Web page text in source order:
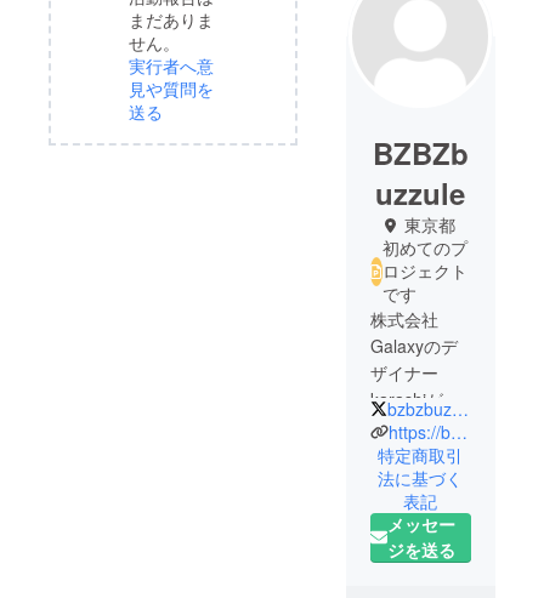
まだありま
せん。
実行者へ意
見や質問を
送る
BZBZb
uzzule
東京都
初めてのプ
ロジェクト
です
株式会社
Galaxyのデ
ザイナー
karashiが生
み出したヘ
ンテコ妖
精。
ベンジャミ
ン,ばずーる,
ワンダー。
bzbzbuzzule
https://buzzule.com/
特定商取引
法に基づく
表記
メッセー
ジを送る